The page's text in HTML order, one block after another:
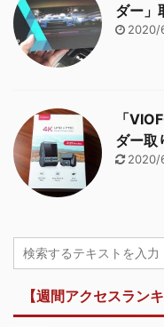
ダー」
2020/
「
ダー取
2020/
【週間アクセスラン